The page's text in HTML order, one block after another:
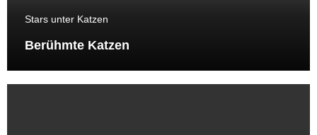
Stars unter Katzen
Berühmte Katzen